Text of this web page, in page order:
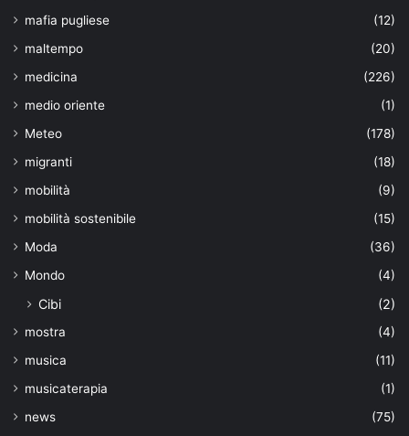
mafia pugliese
(12)
maltempo
(20)
medicina
(226)
medio oriente
(1)
Meteo
(178)
migranti
(18)
mobilità
(9)
mobilità sostenibile
(15)
Moda
(36)
Mondo
(4)
Cibi (2)
mostra
(4)
musica
(11)
musicaterapia
(1)
news
(75)